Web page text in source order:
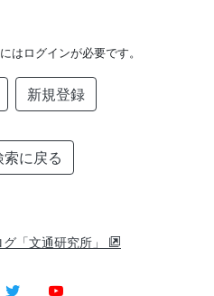
はログインが必要です。
新規登録
に戻る
「文通研究所」